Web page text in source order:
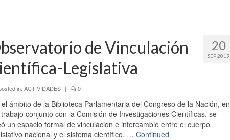
20
SEP 2019
de Vinculación
Legislativa
in: ACTIVIDADES | 0
el ámbito de la Biblioteca Parlamentaria del Congreso de la Nación, en
conjunto con la Comisión de Investigaciones Científicas, se
un espacio formal de vinculación e intercambio entre el cuerpo
nacional y el sistema científico. … Continued